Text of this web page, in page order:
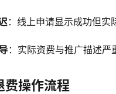
：线上申请显示成功但实
：实际资费与推广描述严
费操作流程